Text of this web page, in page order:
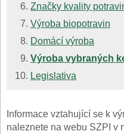
Značky kvality
Výroba biopotravin
Domácí výroba
Výroba vybraných
Legislativa
Informace vztahující se k
naleznete na webu SZPI v